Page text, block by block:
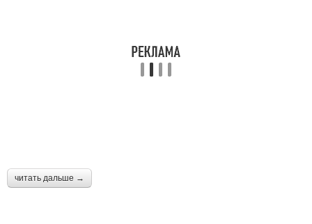
читать дальше →